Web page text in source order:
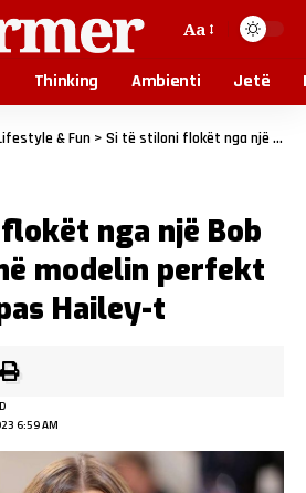
Aa
Thinking Ambienti Jetë
& Fun > Si të stiloni flokët nga një Bob minimalist në modelin perfekt për festa sipas Hailey-t
nga një Bob
modelin perfekt
Hailey-t
6:59 AM